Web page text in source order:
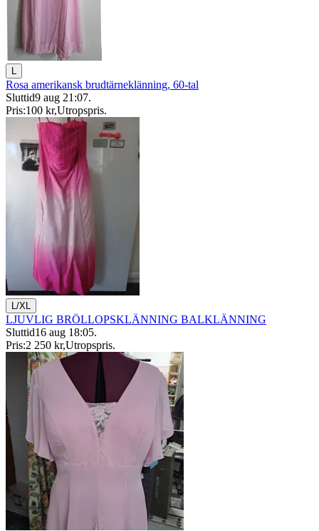
L
Rosa amerikansk brudtärneklänning, 60-tal
Sluttid9 aug 21:07.
Pris:100 kr,Utropspris.
L/XL
LJUVLIG BRÖLLOPSKLÄNNING BALKLÄNNING
Sluttid16 aug 18:05.
Pris:2 250 kr,Utropspris.